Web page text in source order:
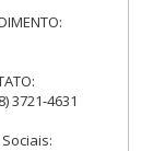
3721-4631